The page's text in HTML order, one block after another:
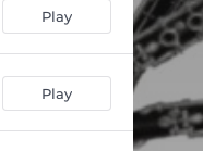
A. Krzanowski – Partita na obój, klarnet i fagot. III Nokturn 02:05
A. Krzanowski – Partita na obój, klarnet i fagot. Intermezzo III 00:50
Play
Play